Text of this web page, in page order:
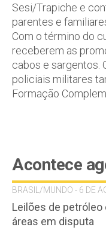
Sesi/Trapiche e
parentes e
Com o término do
receberem as
cabos e sargentos.
policiais militares
Formação
Acontece
BRASIL/MUNDO - 6 DE
Leilões de
áreas em disputa